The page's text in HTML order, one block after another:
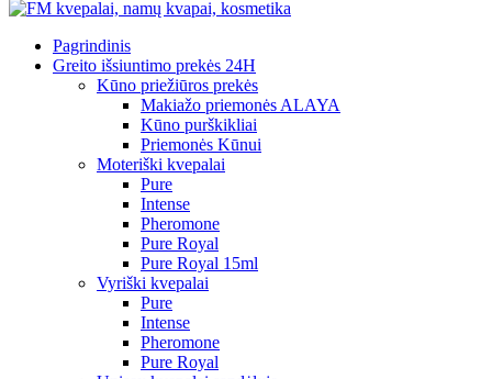
Pagrindinis
Greito išsiuntimo prekės 24H
Kūno priežiūros prekės
Makiažo priemonės ALAYA
Kūno purškikliai
Priemonės Kūnui
Moteriški kvepalai
Pure
Intense
Pheromone
Pure Royal
Pure Royal 15ml
Vyriški kvepalai
Pure
Intense
Pheromone
Pure Royal